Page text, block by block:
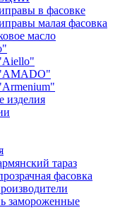
в фасовке
малая фасовка
масло
изделия
тараз
фасовка
замороженные